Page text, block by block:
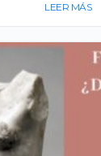
LEER MÁS